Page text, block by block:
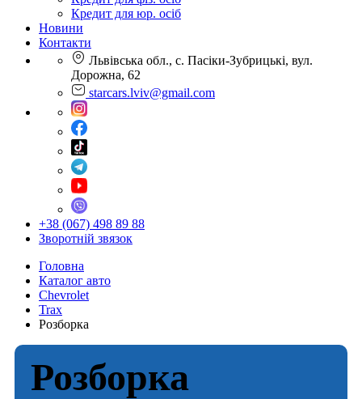
Кредит для юр. осіб
Новини
Контакти
Львівська обл., с. Пасіки-Зубрицькі, вул.
Дорожна, 62
starcars.lviv@gmail.com
+38 (067) 498 89 88
Зворотній звязок
Головна
Каталог авто
Chevrolet
Trax
Розборка
Розборка